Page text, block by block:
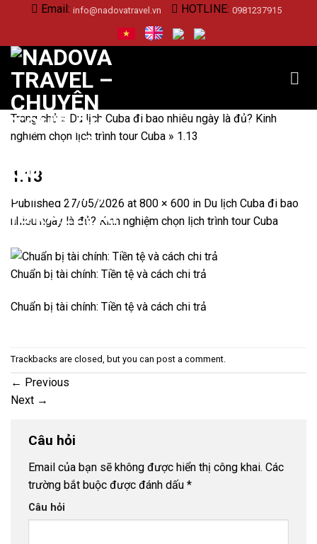
content
Email: info@nadovatravel.vn HOTLINE: 0981237915
Trang chủ » Du lịch Cuba đi bao nhiêu ngày là đủ? Kinh
nghiệm chọn lịch trình tour Cuba » 1.13
1.13
Published 27/05/2026 at 800 × 600 in Du lịch Cuba đi bao
nhiêu ngày là đủ? Kinh nghiệm chọn lịch trình tour Cuba
Chuẩn bị tài chính: Tiền tệ và cách chi trả
Chuẩn bị tài chính: Tiền tệ và cách chi trả
Trackbacks are closed, but you can post a comment.
← Previous
Next →
Câu hỏi
Email của bạn sẽ không được hiển thị công khai. Các
trường bắt buộc được đánh dấu *
Câu hỏi